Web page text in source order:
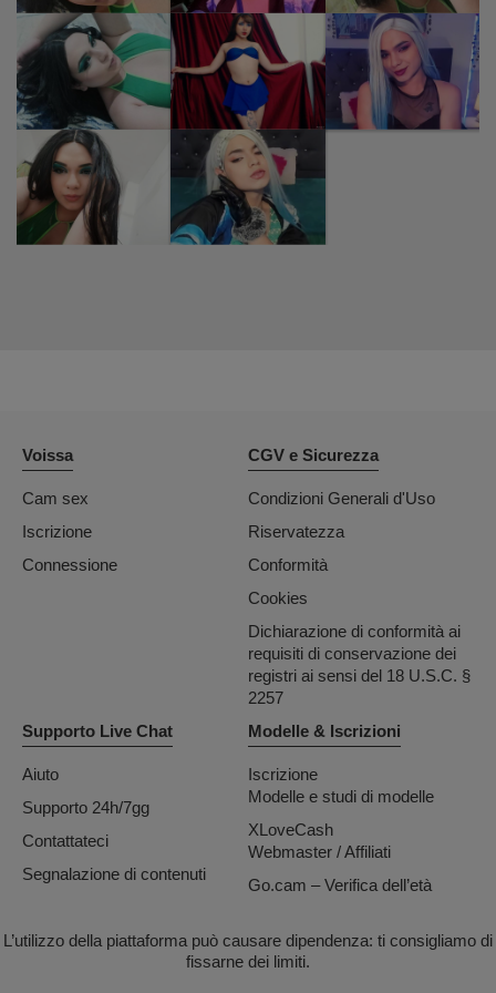
Voissa
Cam sex
Iscrizione
Connessione
CGV e Sicurezza
Condizioni Generali d'Uso
Riservatezza
Conformità
Cookies
Dichiarazione di conformità ai
requisiti di conservazione dei
registri ai sensi del 18 U.S.C. §
2257
Supporto Live Chat
Aiuto
Supporto 24h/7gg
Contattateci
Segnalazione di contenuti
Modelle & Iscrizioni
Iscrizione
Modelle e studi di modelle
XLoveCash
Webmaster / Affiliati
Go.cam – Verifica dell’età
L’utilizzo della piattaforma può causare dipendenza: ti consigliamo di
fissarne dei limiti.